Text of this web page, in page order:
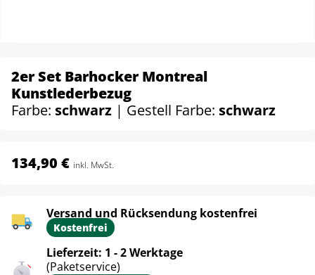
2er Set Barhocker Montreal
Kunstlederbezug
Farbe: schwarz | Gestell Farbe: schwarz
134,90 € inkl. MwSt.
Versand und Rücksendung kostenfrei
Kostenfrei
Lieferzeit: 1 - 2 Werktage
(Paketservice)